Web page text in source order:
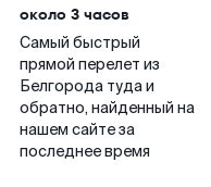
около 3 часов
Самый быстрый
прямой перелет из
Белгорода туда и
обратно, найденный на
нашем сайте за
последнее время